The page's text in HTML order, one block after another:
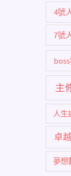
4號
7號
主
人生
卓
夢想